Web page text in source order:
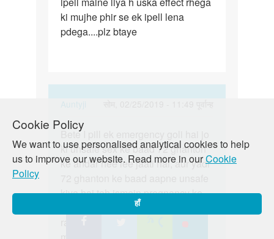
Cookie Policy
We want to use personalised analytical cookies to help
us to improve our website. Read more in ourCookie
Policy
हाँ
ki mujhe phir se ek ipell lena
pdega....plz btaye
पर्मालिंक
Mujhe
puchna
ki
pill
emergency…
Bete I pill ek emergency goli hai jo
ki unsafe sex ke baad 72 ghanton
ke andar hee lee jaati hai, aur yadi
kiya hai toh ismein pregnancy ke
chances ho sakte hai. lekin yaad
rakhiye emergency goli mahila ke